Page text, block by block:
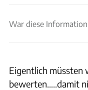
War diese
Eigentlich müssten
bewerten…..damit